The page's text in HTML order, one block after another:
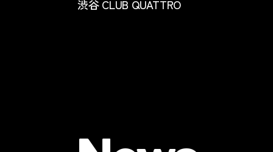
渋谷 CLUB QUATTRO